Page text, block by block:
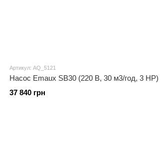
Артикул: AQ_5121
Насос Emaux SB30 (220 В, 30 м3/год, 3 HP)
37 840 грн